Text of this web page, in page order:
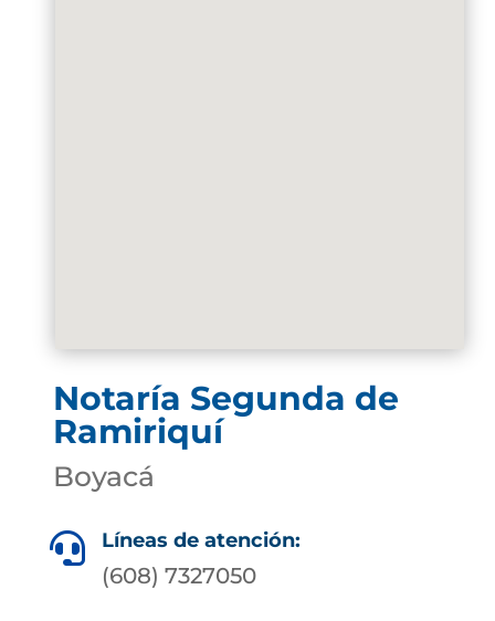
Notaría Segunda de
Ramiriquí
Boyacá
 Líneas de atención:
(608) 7327050